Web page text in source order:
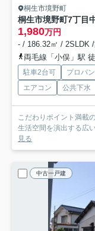
桐生市境野町
桐生市境野町7丁目
1,980万円
- / 186.32㎡ / 2SLDK
両毛線「小俣」駅
駐車2台可 プロパ
エアコン
公共下水
こだわりポイント満載
生活空間を演出する広
見る
中古一戸建